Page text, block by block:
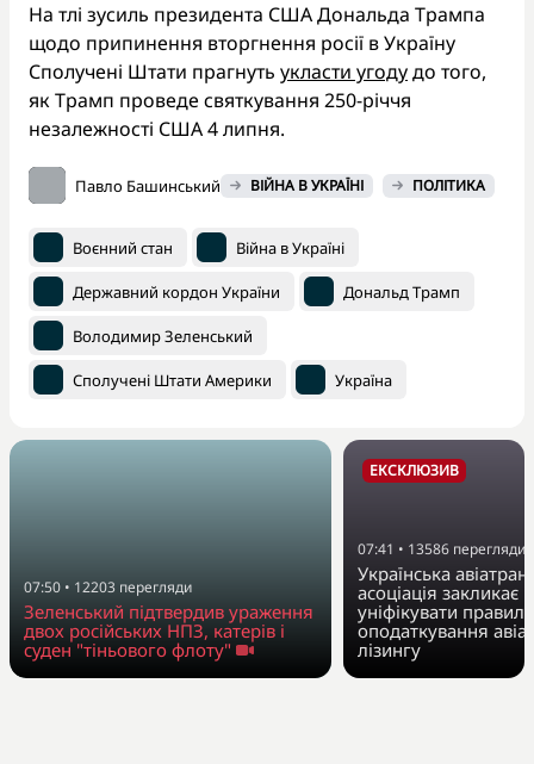
На тлі зусиль президента США Дональда Трампа
щодо припинення вторгнення росії в Україну
Сполучені Штати прагнуть укласти угодудо того,
як Трамп проведе святкування 250-річчя
незалежності США 4 липня.
Павло Башинський ВІЙНА В УКРАЇНІ ПОЛІТИКА
Воєнний стан Війна в Україні
Державний кордон України Дональд Трамп
Володимир Зеленський
Сполучені Штати Америки Україна
07:50 • 12203 перегляди
Зеленський підтвердив ураження
двох російських НПЗ, катерів і
суден "тіньового флоту"
ЕКСКЛЮЗИВ
07:41 • 13586 перегляди
Українська
асоціація закликає
уніфікувати правила
оподаткування
лізингу